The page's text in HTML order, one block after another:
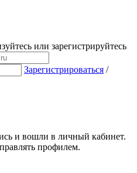
или зарегистрируйтесь
Зарегистрироваться /
и вошли в личный кабинет.
профилем.